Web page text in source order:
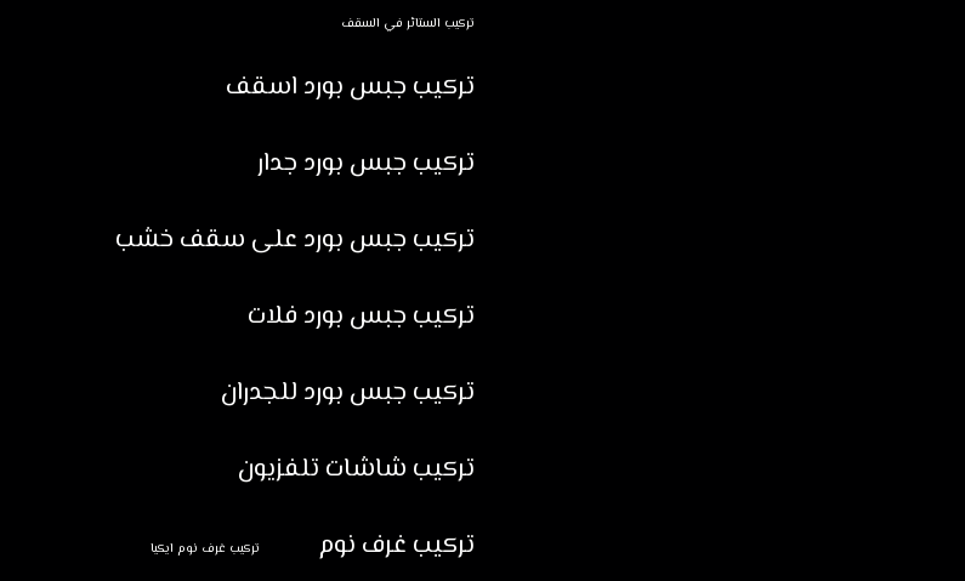
تركيب الستائر في السقف
تركيب جبس بورد اسقف
تركيب جبس بورد جدار
تركيب جبس بورد على سقف خشب
تركيب جبس بورد فلات
تركيب جبس بورد للجدران
تركيب شاشات تلفزيون
تركيب غرف نوم
تركيب غرف نوم ايكيا